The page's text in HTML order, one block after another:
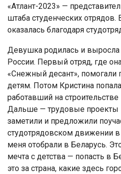
«Атлант-2023» —
штаба студенческих отрядов.
оказалась благодаря
Девушка родилась и выросла
России. Первый отряд, где
«Снежный десант»,
детям. Потом Кристина
работавший на
Дальше — трудовые проекты
заметили и предложили
студотрядовском движении в
меня отобрали в Беларусь.
мечта с детства — попасть в
это за страна, какие здесь